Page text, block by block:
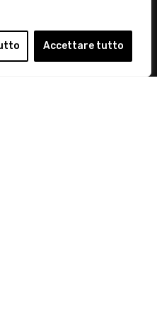
Accettare tutto